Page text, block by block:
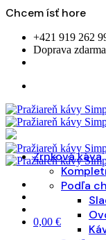
Chcem ísť hore
Skip
content
+421 919 262
Doprava
0,00 €
Zrnková káva
Podľa